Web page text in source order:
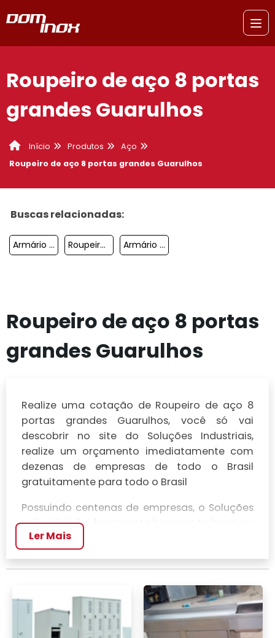
Roupeiro de aço 8 portas
grandes Guarulhos
Início Produtos
Aço
Roupeiro de aço 8 portas grandes Guarulhos
Buscas relacionadas:
Armário De Aço Guarda Volume São Paulo Roupeiro De Aço 8 Portas Preço Jabaquara Armário De Aço Com Chave São José Dos Campos
Roupeiro de aço 8 portas
grandes Guarulhos
Realize uma cotação de Roupeiro de aço 8
portas grandes Guarulhos, você só vai
descobrir no site do Soluções Industriais,
realize um orçamento imediatamente com
dezenas de empresas de todo o Brasil
gratuitamente para todo o Brasil
Possuindo centenas de empresas, o Soluções
Industriais é a ferramenta business to business
mais completo da área industrial. Para
realizar um orçamento de Roupeiro de aço 8
portas grandes Guarulhos, clique em um ou
mais dos anuciantes a seguir:
Ler Mais